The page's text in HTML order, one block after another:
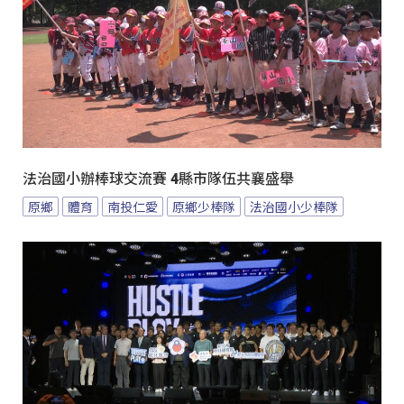
法治國小辦棒球交流賽 4縣市隊伍共襄盛舉
原鄉 體育 南投仁愛 原鄉少棒隊 法治國小少棒隊